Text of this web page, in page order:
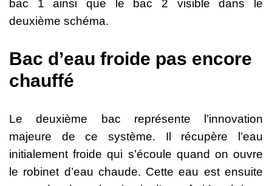
bac 1 ainsi que le bac 2 visible dans le
deuxième schéma.
Bac d’eau froide pas encore
chauffé
Le deuxième bac représente l’innovation
majeure de ce système. Il récupère l’eau
initialement froide qui s’écoule quand on ouvre
le robinet d’eau chaude. Cette eau est ensuite